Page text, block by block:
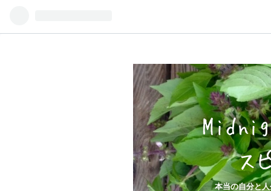
ス
本当の自分と